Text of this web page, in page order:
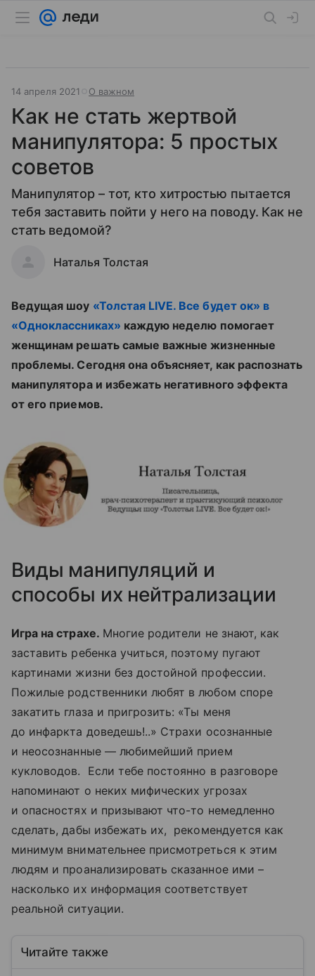
14 апреля 2021 О важном
Как не стать жертвой
манипулятора: 5 простых
советов
Манипулятор – тот, кто хитростью пытается
тебя заставить пойти у него на поводу. Как не
стать ведомой?
Наталья Толстая
Ведущая шоу «Толстая LIVE. Все будет ок» в
«Одноклассниках» каждую неделю помогает
женщинам решать самые важные жизненные
проблемы. Сегодня она объясняет, как распознать
манипулятора и избежать негативного эффекта
от его приемов.
Виды манипуляций и
способы их нейтрализации
Игра на страхе. Многие родители не знают, как
заставить ребенка учиться, поэтому пугают
картинами жизни без достойной профессии.
Пожилые родственники любят в любом споре
закатить глаза и пригрозить: «Ты меня
до инфаркта доведешь!..» Страхи осознанные
и неосознанные — любимейший прием
кукловодов. Если тебе постоянно в разговоре
напоминают о неких мифических угрозах
и опасностях и призывают что-то немедленно
сделать, дабы избежать их, рекомендуется как
минимум внимательнее присмотреться к этим
людям и проанализировать сказанное ими –
насколько их информация соответствует
реальной ситуации.
Читайте также